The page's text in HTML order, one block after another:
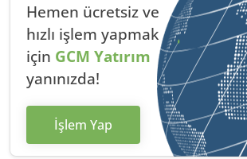
Hemen ücretsiz ve
hızlı işlem yapmak
için GCM Yatırım
yanınızda!
İşlem Yap